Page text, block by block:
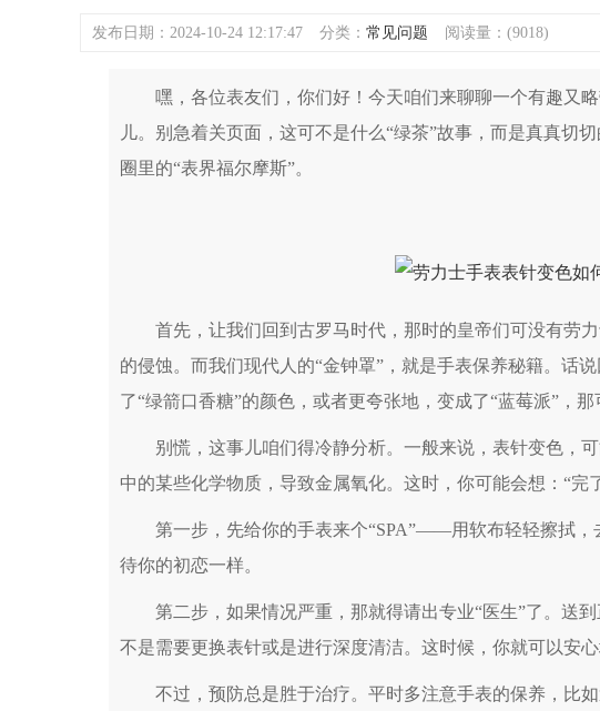
发布日期：2024-10-24 12:17:47 分类： 常见问题 阅读量：(9018)
嘿，各位表友们，你们好！今天咱们来聊聊一个有趣又
儿。别急着关页面，这可不是什么“绿茶”故事，而是真真切
圈里的“表界福尔摩斯”。
首先，让我们回到古罗马时代，那时的皇帝们可没有劳力
的侵蚀。而我们现代人的“金钟罩”，就是手表保养秘籍。话
了“绿箭口香糖”的颜色，或者更夸张地，变成了“蓝莓派”，那
别慌，这事儿咱们得冷静分析。一般来说，表针变色，可
中的某些化学物质，导致金属氧化。这时，你可能会想：“完
第一步，先给你的手表来个“SPA”——用软布轻轻擦拭，
待你的初恋一样。
第二步，如果情况严重，那就得请出专业“医生”了。送到
不是需要更换表针或是进行深度清洁。这时候，你就可以安
不过，预防总是胜于治疗。平时多注意手表的保养，比如